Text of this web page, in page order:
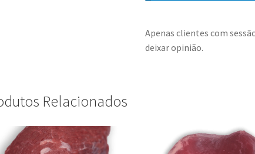
Apenas clientes com
deixar opinião.
Relacionados